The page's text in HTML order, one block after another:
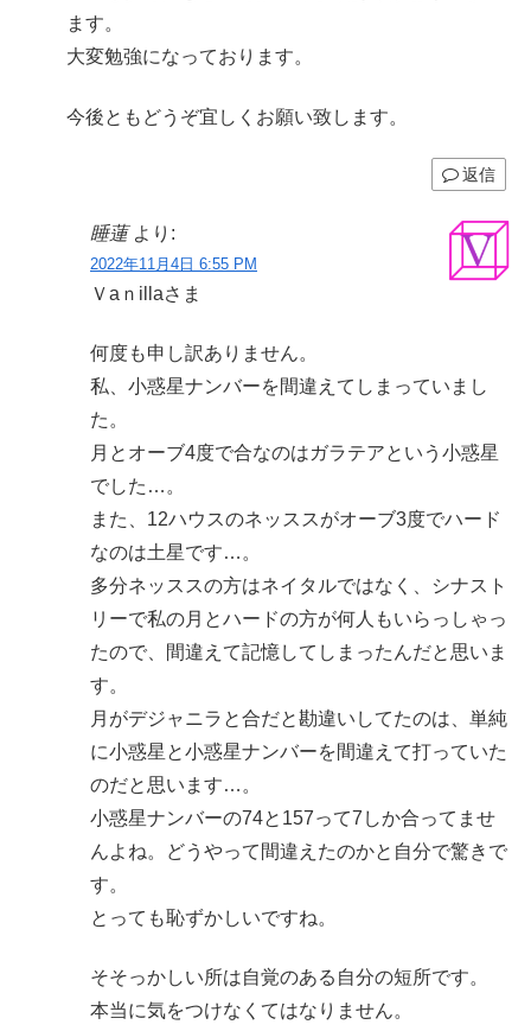
ます。
大変勉強になっております。
今後ともどうぞ宜しくお願い致します。
返信
睡蓮 より:
2022年11月4日 6:55 PM
Ｖaｎillaさま
何度も申し訳ありません。
私、小惑星ナンバーを間違えてしまっていまし
た。
月とオーブ4度で合なのはガラテアという小惑星
でした…。
また、12ハウスのネッススがオーブ3度でハード
なのは土星です…。
多分ネッススの方はネイタルではなく、シナスト
リーで私の月とハードの方が何人もいらっしゃっ
たので、間違えて記憶してしまったんだと思いま
す。
月がデジャニラと合だと勘違いしてたのは、単純
に小惑星と小惑星ナンバーを間違えて打っていた
のだと思います…。
小惑星ナンバーの74と157って7しか合ってませ
んよね。どうやって間違えたのかと自分で驚きで
す。
とっても恥ずかしいですね。
そそっかしい所は自覚のある自分の短所です。
本当に気をつけなくてはなりません。